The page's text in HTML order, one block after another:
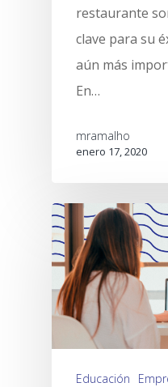
restaurante
clave para su
aún más
En…
mramalho
enero 17, 2020
Educación